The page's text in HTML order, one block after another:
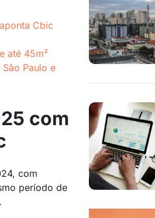
Cbic
até 45m²
Paulo e
com
com
período de